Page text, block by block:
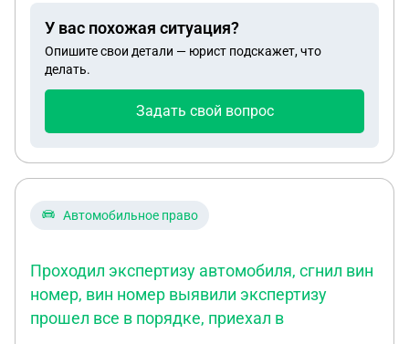
а где я вом возьму я только могу придоставить в
электронном виде вам. И ее я им говорила а где
У вас похожая ситуация?
Опишите свои детали — юрист подскажет, что
делать.
Задать свой вопрос
Автомобильное право
Проходил экспертизу автомобиля, сгнил вин
номер, вин номер выявили экспертизу
прошел все в порядке, приехал в